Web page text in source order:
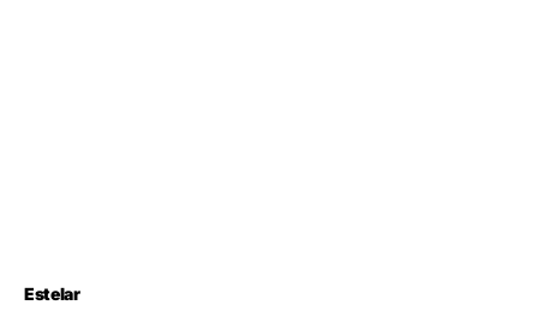
Estelar